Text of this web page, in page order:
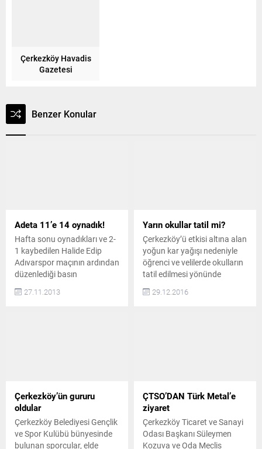
Çerkezköy Havadis
Gazetesi
Benzer Konular
Adeta 11’e 14 oynadık!
Hafta sonu oynadıkları ve 2-
1 kaybedilen Halide Edip
Adıvarspor maçının ardından
düzenlediği basın
toplantısında maçı
değerlendiren Kulüp Başkanı
etmediklerini ancak bu
karşılaşmada
Çerkezköyspor’un adeta 11’e
14 oynadığını savunan
Ahmet Korkmaz, “Ne...
27.11.2013
Yarın okullar tatil mi?
Çerkezköy’ü etkisi altına alan
yoğun kar yağışı nedeniyle
öğrenci ve velilerde okulların
tatil edilmesi yönünde
beklenti oluşurken,
Çerkezköy Kaymakamlığı
açıklaması yapılmazken,
yoğun kar yağışı nedeniyle
adeta buz pistine dönen
Çerkezköy...
29.12.2016
Çerkezköy’ün gururu
oldular
Çerkezköy Belediyesi Gençlik
ve Spor Kulübü bünyesinde
bulunan sporcular, elde
ÇTSO’DAN Türk Metal’e
ziyaret
Çerkezköy Ticaret ve Sanayi
Odası Başkanı Süleymen
Kozuva ve Oda Meclis